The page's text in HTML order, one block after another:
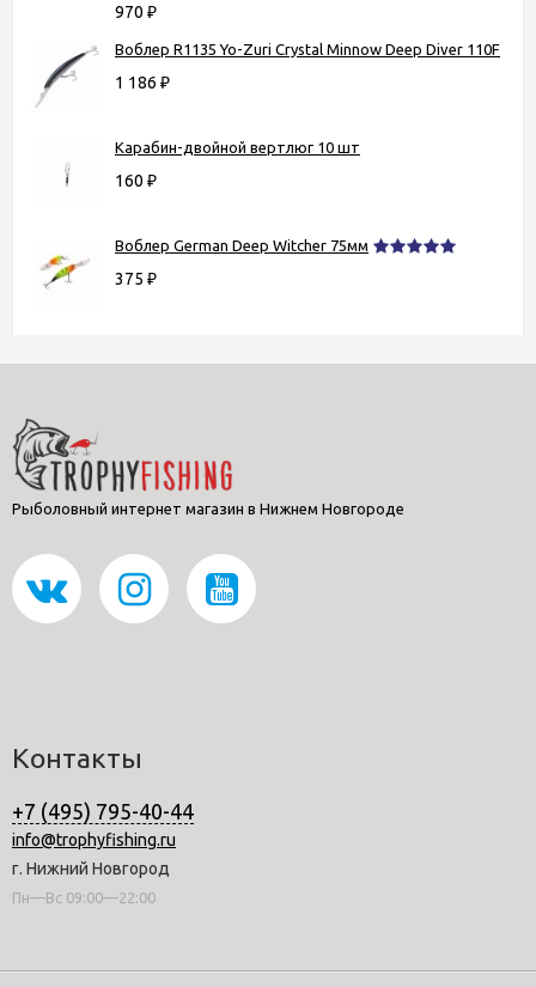
970 ₽
Воблер R1135 Yo-Zuri Crystal Minnow Deep Diver 110F
1 186 ₽
Карабин-двойной вертлюг 10 шт
160 ₽
Воблер German Deep Witcher 75мм
375 ₽
Рыболовный интернет магазин в Нижнем Новгороде
Контакты
+7 (495) 795-40-44
info@trophyfishing.ru
г. Нижний Новгород
Пн—Вс 09:00—22:00